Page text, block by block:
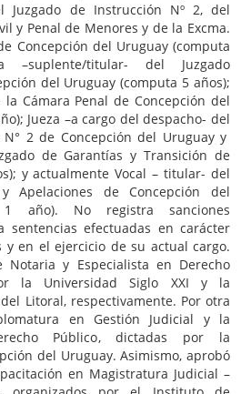
Juzgado de Instrucción Nº 2, del
y Penal de Menores y de la Excma.
Concepción del Uruguay (computa
–suplente/titular- del Juzgado
del Uruguay (computa 5 años);
Cámara Penal de Concepción del
Jueza –a cargo del despacho- del
N° 2 de Concepción del Uruguay y
de Garantías y Transición de
y actualmente Vocal – titular- del
Apelaciones de Concepción del
1 año). No registra sanciones
sentencias efectuadas en carácter
y en el ejercicio de su actual cargo.
y Especialista en Derecho
la Universidad Siglo XXI y la
Litoral, respectivamente. Por otra
en Gestión Judicial y la
Público, dictadas por la
del Uruguay. Asimismo, aprobó
en Magistratura Judicial –